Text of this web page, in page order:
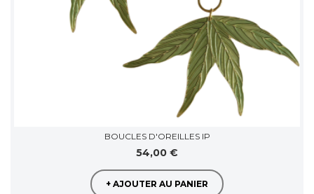
BOUCLES D'OREILLES IP
54,00 €
+ AJOUTER AU PANIER